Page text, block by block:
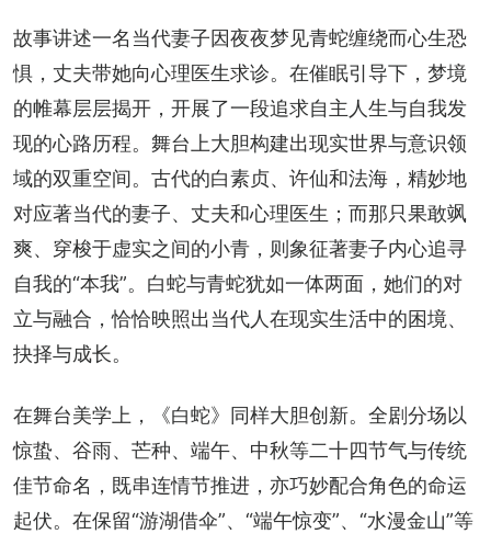
故事讲述一名当代妻子因夜夜梦见青蛇缠绕而心生恐
惧，丈夫带她向心理医生求诊。在催眠引导下，梦境
的帷幕层层揭开，开展了一段追求自主人生与自我发
现的心路历程。舞台上大胆构建出现实世界与意识领
域的双重空间。古代的白素贞、许仙和法海，精妙地
对应著当代的妻子、丈夫和心理医生；而那只果敢飒
爽、穿梭于虚实之间的小青，则象征著妻子内心追寻
自我的“本我”。白蛇与青蛇犹如一体两面，她们的对
立与融合，恰恰映照出当代人在现实生活中的困境、
抉择与成长。
在舞台美学上，《白蛇》同样大胆创新。全剧分场以
惊蛰、谷雨、芒种、端午、中秋等二十四节气与传统
佳节命名，既串连情节推进，亦巧妙配合角色的命运
起伏。在保留“游湖借伞”、“端午惊变”、“水漫金山”等